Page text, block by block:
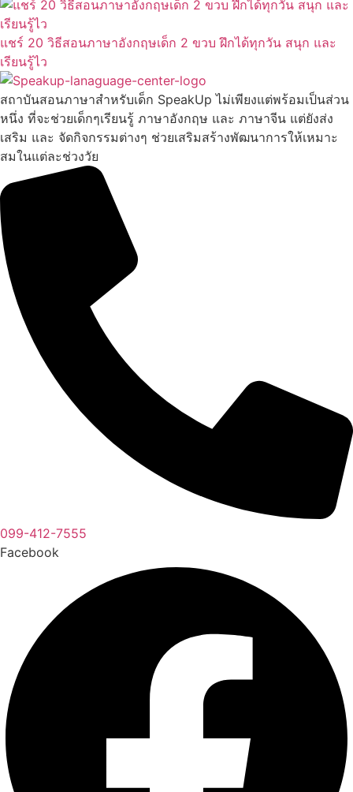
แชร์ 20 วิธีสอนภาษาอังกฤษเด็ก 2 ขวบ ฝึกได้ทุกวัน สนุก และ
เรียนรู้ไว
สถาบันสอนภาษาสำหรับเด็ก SpeakUp ไม่เพียงแต่พร้อมเป็นส่วน
หนึ่ง ที่จะช่วยเด็กๆเรียนรู้ ภาษาอังกฤษ และ ภาษาจีน แต่ยังส่ง
เสริม และ จัดกิจกรรมต่างๆ ช่วยเสริมสร้างพัฒนาการให้เหมาะ
สมในแต่ละช่วงวัย
099-412-7555
Facebook